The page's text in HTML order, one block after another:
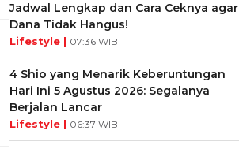
Jadwal Lengkap dan Cara Ceknya agar
Dana Tidak Hangus!
Lifestyle | 07:36 WIB
4 Shio yang Menarik Keberuntungan
Hari Ini 5 Agustus 2026: Segalanya
Berjalan Lancar
Lifestyle | 06:37 WIB